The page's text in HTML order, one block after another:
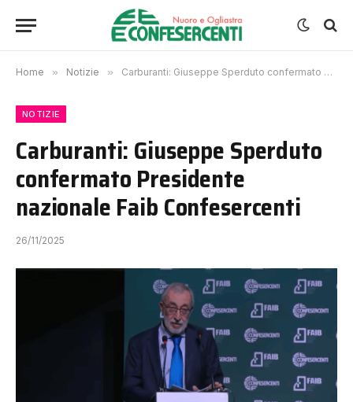
Home » Notizie » Carburanti: Giuseppe Sperduto confermato Presidente nazionale Faib Confesercenti
NOTIZIE
Carburanti: Giuseppe Sperduto
confermato Presidente
nazionale Faib Confesercenti
26/11/2025